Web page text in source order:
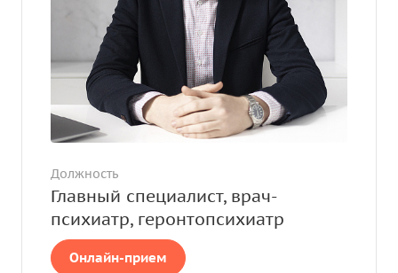
Должность
Главный специалист, врач-
психиатр, геронтопсихиатр
Онлайн-прием